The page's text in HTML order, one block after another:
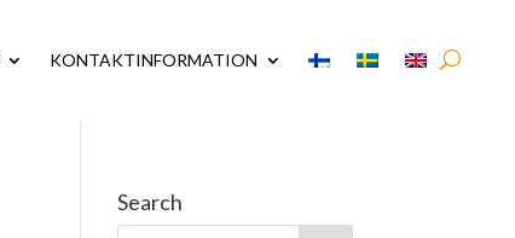
KONTAKTINFORMATION
Search